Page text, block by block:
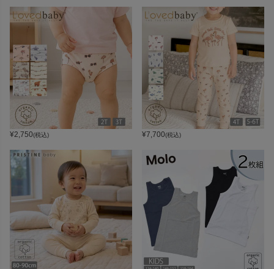
¥2,750(税込) ¥7,700(税込)